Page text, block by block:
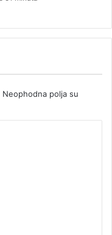
Neophodna polja su